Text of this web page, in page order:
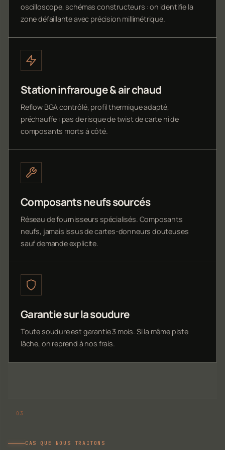
oscilloscope, schémas constructeurs : on identifie la
zone défaillante avec précision millimétrique.
Station infrarouge & air chaud
Reflow BGA contrôlé, profil thermique adapté,
préchauffe : pas de risque de twist de carte ni de
composants morts à côté.
Composants neufs sourcés
Réseau de fournisseurs spécialisés. Composants
neufs, jamais issus de cartes-donneurs douteuses
sauf demande explicite.
Garantie sur la soudure
Toute soudure est garantie 3 mois. Si la même piste
lâche, on reprend à nos frais.
CAS QUE NOUS TRAITONS